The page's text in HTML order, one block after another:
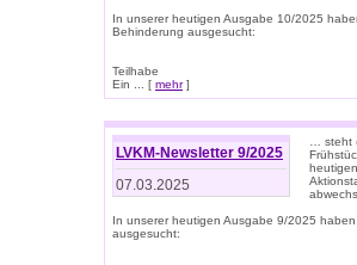
In unserer heutigen Ausgabe 10/2025
Behinderung ausgesucht:
Teilhabe
Ein ... [ mehr]
LVKM-Newsletter 9/2025
07.03.2025
… steht
In unserer heutigen Ausgabe 9/2025
ausgesucht: